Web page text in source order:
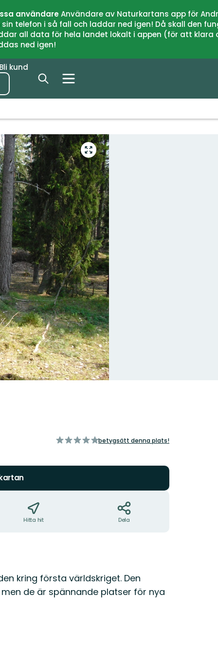
användareAnvändare av Naturkartans app för
telefon i så fall och laddar ned igen! Då skall den
all data för hela landet lokalt i appen (för att
ned igen!
Bli kund
Gå
till
helskärmsläge
av
betygsätt denna plats!
Hitta hit Dela
kring första världskriget. Den
de är spännande platser för nya